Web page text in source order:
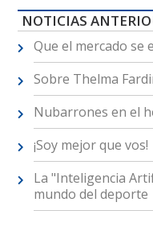
NOTICIAS
Que el mercado se
Sobre Thelma
Nubarrones en el
¡Soy mejor que vos!
La "Inteligencia
mundo del deporte